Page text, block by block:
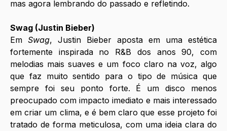
mas agora lembrando do passado e refletindo.
Swag (Justin Bieber)
Em Swag, Justin Bieber aposta em uma estética
fortemente inspirada no R&B dos anos 90, com
melodias mais suaves e um foco claro na voz, algo
que faz muito sentido para o tipo de música que
sempre foi seu ponto forte. É um disco menos
preocupado com impacto imediato e mais interessado
em criar um clima, e é bem claro que esse projeto foi
tratado de forma meticulosa, com uma ideia clara do